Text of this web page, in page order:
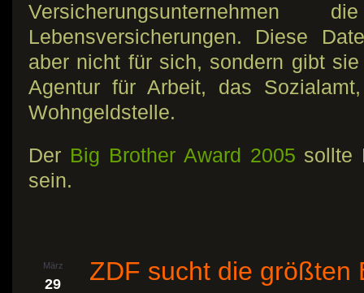
Lebensversicherungen. Diese
aber nicht für sich, sondern gibt
Agentur für Arbeit, das
Wohngeldstelle.
Der Big Brother Award 2005 sollte
sein.
März
29 ZDF sucht die größten